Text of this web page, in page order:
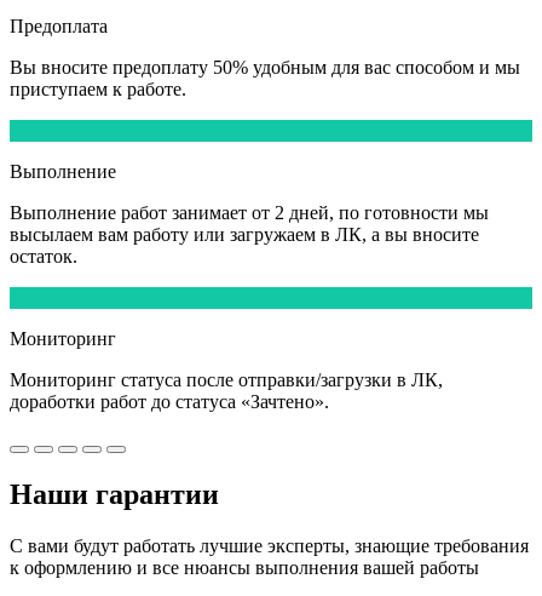
Предоплата
Вы вносите предоплату 50% удобным для вас способом и мы
приступаем к работе.
Выполнение
Выполнение работ занимает от 2 дней, по готовности мы
высылаем вам работу или загружаем в ЛК, а вы вносите
остаток.
Мониторинг
Мониторинг статуса после отправки/загрузки в ЛК,
доработки работ до статуса «Зачтено».
Наши гарантии
С вами будут работать лучшие эксперты, знающие требования
к оформлению и все нюансы выполнения вашей работы